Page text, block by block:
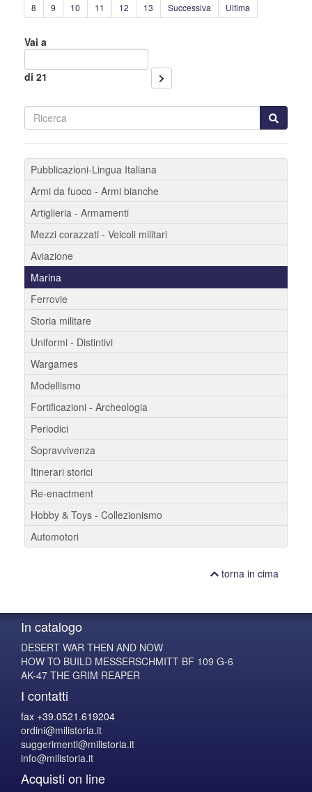
8
9 10 11 12 13 Successiva Ultima
Vai a
di 21
Pubblicazioni-Lingua Italiana
Armi da fuoco - Armi bianche
Artiglieria - Armamenti
Mezzi corazzati - Veicoli militari
Aviazione
Marina
Ferrovie
Storia militare
Uniformi - Distintivi
Wargames
Modellismo
Fortificazioni - Archeologia
Periodici
Sopravvivenza
Itinerari storici
Re-enactment
Hobby & Toys - Collezionismo
Automotori
torna in cima
In catalogo
DESERT WAR THEN AND NOW
HOW TO BUILD MESSERSCHMITT BF 109 G-6
AK-47 THE GRIM REAPER
I contatti
fax +39.0521.619204
ordini@milistoria.it
suggerimenti@milistoria.it
info@milistoria.it
Acquisti on line